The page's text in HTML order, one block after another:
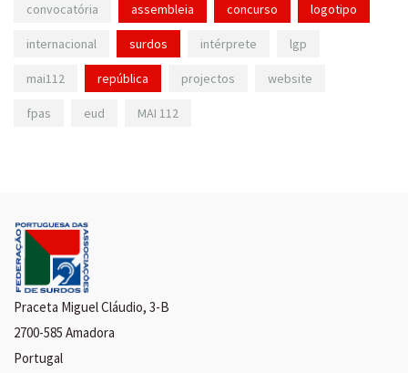
convocatória assembleia concurso logotipo
internacional surdos intérprete lgp
mai112 república projectos website
fpas eud MAI 112
Praceta Miguel Cláudio, 3-B
2700-585 Amadora
Portugal